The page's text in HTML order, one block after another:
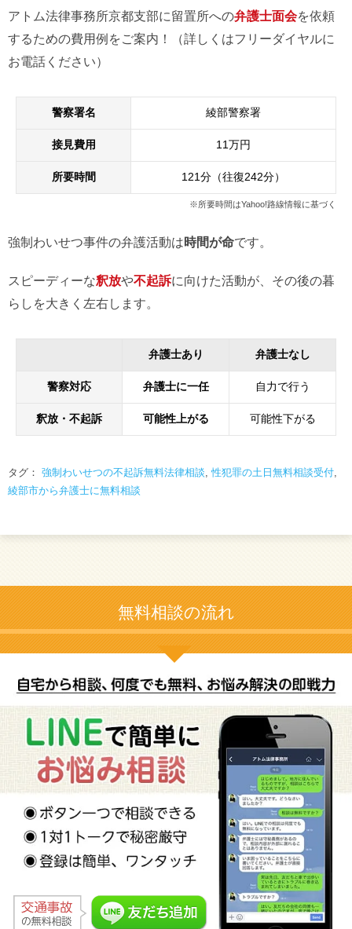
アトム法律事務所京都支部に留置所への弁護士面会を依頼
するための費用例をご案内！（詳しくはフリーダイヤルに
お電話ください）
警察署名 綾部警察署
接見費用 11万円
所要時間 121分（往復242分）
※所要時間はYahoo!路線情報に基づく
強制わいせつ事件の弁護活動は時間が命です。
スピーディーな釈放や不起訴に向けた活動が、その後の暮
らしを大きく左右します。
弁護士あり 弁護士なし
警察対応 弁護士に一任 自力で行う
釈放・不起訴 可能性上がる 可能性下がる
タグ： 強制わいせつの不起訴無料法律相談,性犯罪の土日無料相談受付,
綾部市から弁護士に無料相談
無料相談の流れ